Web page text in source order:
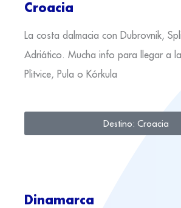
Croacia
La costa dalmacia con Dubrovnik,
Adriático. Mucha info para llegar a
Plitvice, Pula o Kórkula
Destino: Croacia
Dinamarca